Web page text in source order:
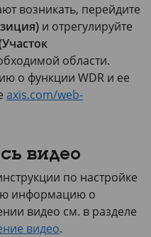
возникать, перейдите
и отрегулируйте
области.
о функции WDR и ее
axis.com/web-
видео
по настройке
информацию о
видео см. в разделе
видео.